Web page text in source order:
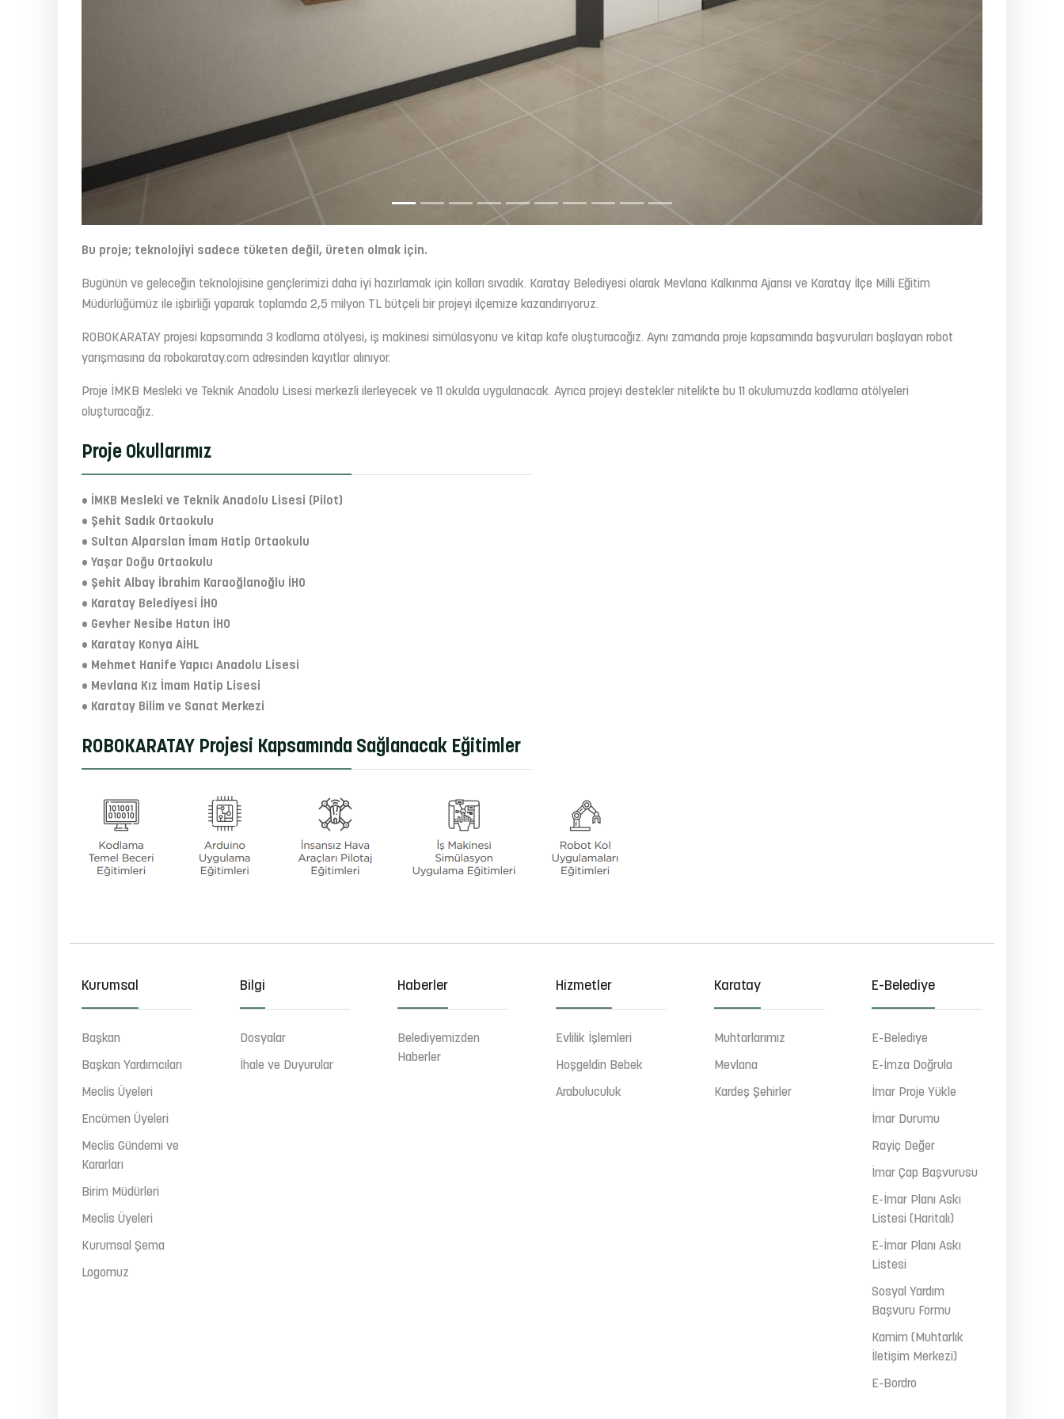
Bu proje; teknolojiyi sadece tüketen değil, üreten olmak için.
Bugünün ve geleceğin teknolojisine gençlerimizi daha iyi hazırlamak için kolları sıvadık. Karatay Belediyesi olarak Mevlana Kalkınma Ajansı ve Karatay İlçe Milli Eğitim
Müdürlüğümüz ile işbirliği yaparak toplamda 2,5 milyon TL bütçeli bir projeyi ilçemize kazandırıyoruz.
ROBOKARATAY projesi kapsamında 3 kodlama atölyesi, iş makinesi simülasyonu ve kitap kafe oluşturacağız. Aynı zamanda proje kapsamında başvuruları başlayan robot
yarışmasına da robokaratay.com adresinden kayıtlar alınıyor.
Proje İMKB Mesleki ve Teknik Anadolu Lisesi merkezli ilerleyecek ve 11 okulda uygulanacak. Ayrıca projeyi destekler nitelikte bu 11 okulumuzda kodlama atölyeleri
oluşturacağız.
Proje Okullarımız
• İMKB Mesleki ve Teknik Anadolu Lisesi (Pilot)
• Şehit Sadık Ortaokulu
• Sultan Alparslan İmam Hatip Ortaokulu
• Yaşar Doğu Ortaokulu
• Şehit Albay İbrahim Karaoğlanoğlu İHO
• Karatay Belediyesi İHO
• Gevher Nesibe Hatun İHO
• Karatay Konya AİHL
• Mehmet Hanife Yapıcı Anadolu Lisesi
• Mevlana Kız İmam Hatip Lisesi
• Karatay Bilim ve Sanat Merkezi
ROBOKARATAY Projesi Kapsamında Sağlanacak Eğitimler
Kurumsal
Başkan
Başkan Yardımcıları
Meclis Üyeleri
Encümen Üyeleri
Meclis Gündemi ve
Kararları
Birim Müdürleri
Meclis Üyeleri
Kurumsal Şema
Logomuz
Bilgi
Dosyalar
İhale ve Duyurular
Haberler
Belediyemizden
Haberler
Hizmetler
Evlilik İşlemleri
Hoşgeldin Bebek
Arabuluculuk
Karatay
Muhtarlarımız
Mevlana
Kardeş Şehirler
E-Belediye
E-Belediye
E-İmza Doğrula
İmar Proje Yükle
İmar Durumu
Rayiç Değer
İmar Çap Başvurusu
E-İmar Planı Askı
Listesi (Haritalı)
E-İmar Planı Askı
Listesi
Sosyal Yardım
Başvuru Formu
Kamim (Muhtarlık
İletişim Merkezi)
E-Bordro